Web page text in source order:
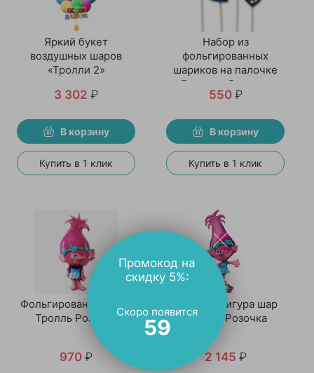
Яркий букет
воздушных шаров
«Тролли 2»
3 302 ₽
В корзину
Купить в 1 клик
Набор из
фольгированных
шариков на палочке
«Большая Радость»
550 ₽
В корзину
Купить в 1 клик
Фольгированный шар
Тролль Розочка
970 ₽
Ходячая фигура шар
Тролли Розочка
2 145 ₽
Промокод на
скидку 5%:
Скоро появится
59